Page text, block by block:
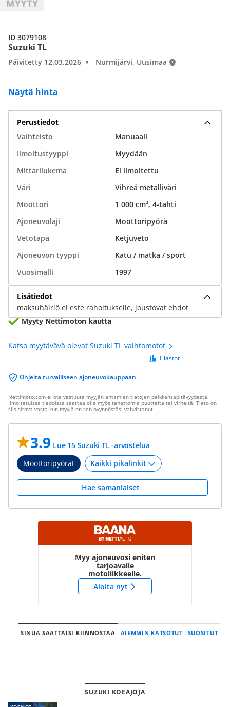
Suzuki TL
Näytä hinta
Päivitetty 12.03.2026 Nurmijärvi, Uusimaa
ID 3079108
Perustiedot
Vaihteisto
Manuaali
Ilmoitustyyppi
Myydään
Mittarilukema
Ei ilmoitettu
Väri
Vihreä metalliväri
Moottori
1 000 cm³, 4-tahti
Ajoneuvolaji
Moottoripyörä
Vetotapa
Ketjuveto
Ajoneuvon tyyppi
Katu / matka / sport
Vuosimalli
1997
Lisätiedot
maksuhäiriö ei este rahoitukselle, joustovat ehdot
Myyty Nettimoton kautta
Katso myytävävä olevat Suzuki TL vaihtomotot
Ohjeita turvalliseen ajoneuvokauppaan
Tilastot
Nettimoto.com ei ota vastuuta myyjän antamien tietojen paikkansapitävyydestä.
Ilmoitetuissa tiedoissa saattaa olla myös tahattomia puutteita tai virheitä. Tieto on
siis sitova vasta kun myyjä on sen pyynnöstäsi vahvistanut.
3.9 Lue 15 Suzuki TL -arvostelua
Moottoripyörät
Hae samanlaiset
Myy ajoneuvosi eniten
tarjoavalle
motoliikkeelle.
Aloita nyt
SINUA SAATTAISI KIINNOSTAA AIEMMIN KATSOTUT SUOSITUT
SUZUKI KOEAJOJA